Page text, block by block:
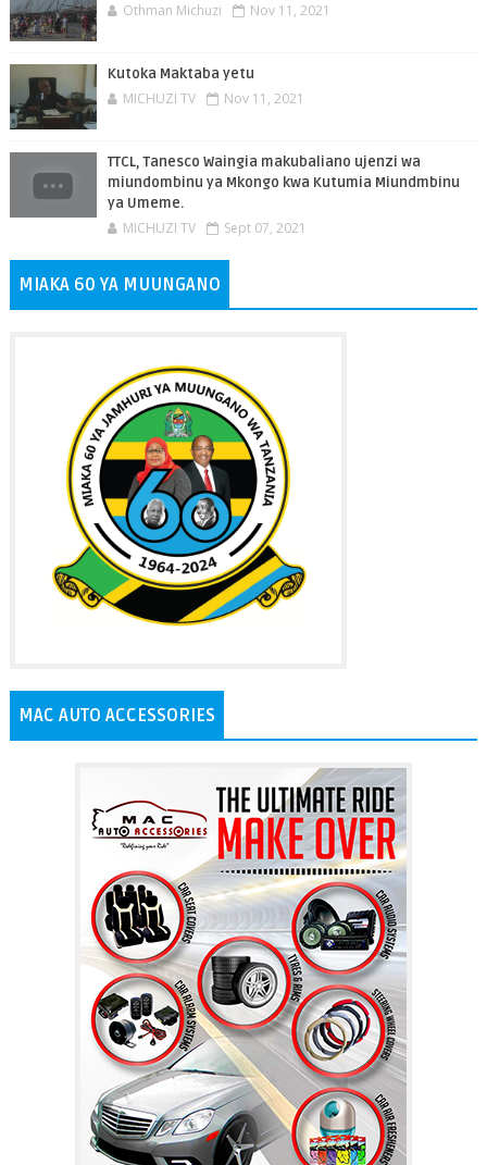
Othman Michuzi Nov 11, 2021
Kutoka Maktaba yetu
MICHUZI TV Nov 11, 2021
TTCL, Tanesco Waingia makubaliano ujenzi wa
miundombinu ya Mkongo kwa Kutumia Miundmbinu
ya Umeme.
MICHUZI TV Sept 07, 2021
MIAKA 60 YA MUUNGANO
MAC AUTO ACCESSORIES